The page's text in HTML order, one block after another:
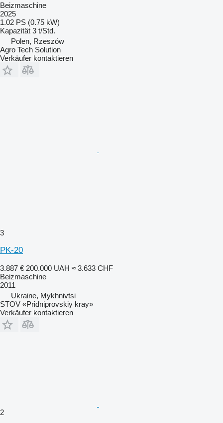
Beizmaschine
2025
1.02 PS (0.75 kW)
Kapazität 3 t/Std.
Polen, Rzeszów
Agro Tech Solution
Verkäufer kontaktieren
3
PK-20
3.887 € 200.000 UAH ≈ 3.633 CHF
Beizmaschine
2011
Ukraine, Mykhnivtsi
STOV «Pridniprovskiy kray»
Verkäufer kontaktieren
2